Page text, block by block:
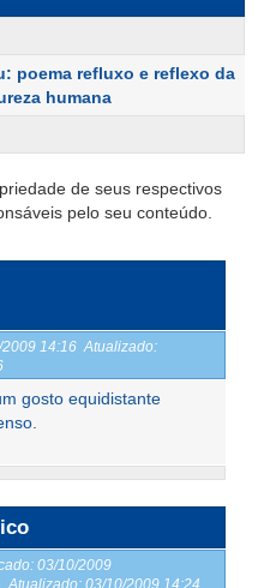
poema refluxo e reflexo da
humana
de seus respectivos
pelo seu conteúdo.
14:16 Atualizado:
gosto equidistante
03/10/2009
Atualizado: 03/10/2009 14:24